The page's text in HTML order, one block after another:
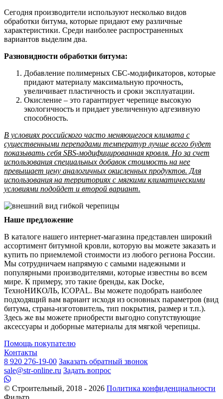
Сегодня производители используют несколько видов
обработки битума, которые придают ему различные
характеристики. Среди наиболее распространенных
вариантов выделим два.
Разновидности обработки битума:
Добавление полимерных СБС-модификаторов, которые
придают материалу максимальную прочность,
увеличивает пластичность и сроки эксплуатации.
Окисление – это гарантирует черепице высокую
экологичность и придает увеличенную адгезивную
способность.
В условиях российского часто меняющегося климата с
существенными перепадами температур лучше всего будет
показывать себя SBS-модифицированная кровля. Но за счет
использования специальных добавок стоимость на нее
превышает цену аналогичных окисленных продуктов. Для
использования на территориях с мягкими климатическими
условиями подойдет и второй вариант.
Наше предложение
В каталоге нашего интернет-магазина представлен широкий
ассортимент битумной кровли, которую вы можете заказать и
купить по приемлемой стоимости из любого региона России.
Мы сотрудничаем напрямую с самыми надежными и
популярными производителями, которые известны во всем
мире. К примеру, это такие бренды, как Docke,
ТехноНИКОЛЬ, ICOPAL. Вы можете подобрать наиболее
подходящий вам вариант исходя из основных параметров (вид
битума, страна-изготовитель, тип покрытия, размер и т.п.).
Здесь же вы можете приобрести выгодно сопутствующие
аксессуары и доборные материалы для мягкой черепицы.
Помощь покупателю
Контакты
8 920 276-19-00 Заказать обратный звонок
sale@str-online.ru Задать вопрос
© Строительный, 2018 - 2026 Политика конфиденциальности
Фильтр